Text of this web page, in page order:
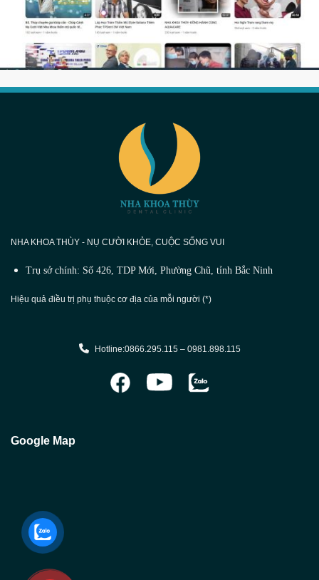
NHA KHOA THÙY - NỤ CƯỜI KHỎE, CUỘC SỐNG VUI
Trụ sở chính: Số 426, TDP Mới, Phường Chũ, tỉnh Bắc Ninh
Hiệu quả điều trị phụ thuộc cơ địa của mỗi người (*)
Hotline:0866.295.115 – 0981.898.115
Google Map